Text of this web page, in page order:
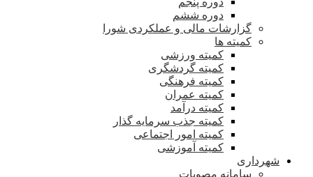
دوره ششم
گزارشات مالی و عملکردی شورا
کمیته ها
کمیته ورزشی
کمیته گردشگری
کمیته فرهنگی
کمیته عمران
کمیته درآمد
کمیته جذب سرمایه گذار
کمیته امور اجتماعی
کمیته آموزشی
شهرداری
سامانه مصوبات